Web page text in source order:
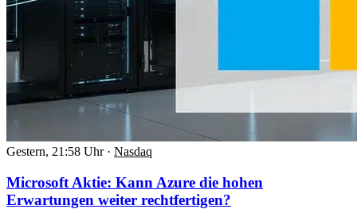
Gestern, 21:58 Uhr · Nasdaq
Microsoft Aktie: Kann Azure die hohen
Erwartungen weiter rechtfertigen?